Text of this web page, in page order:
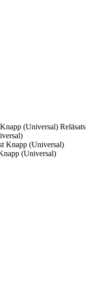
Reläsats
(Universal)